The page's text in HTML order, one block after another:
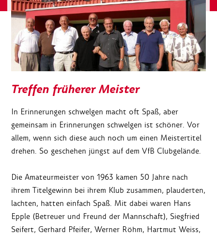
Treffen früherer Meister
In Erinnerungen schwelgen macht oft Spaß, aber
gemeinsam in Erinnerungen schwelgen ist schöner. Vor
allem, wenn sich diese auch noch um einen Meistertitel
drehen. So geschehen jüngst auf dem VfB Clubgelände.
Die Amateurmeister von 1963 kamen 50 Jahre nach
ihrem Titelgewinn bei ihrem Klub zusammen, plauderten,
lachten, hatten einfach Spaß. Mit dabei waren Hans
Epple (Betreuer und Freund der Mannschaft), Siegfried
Seifert, Gerhard Pfeifer, Werner Röhm, Hartmut Weiss,